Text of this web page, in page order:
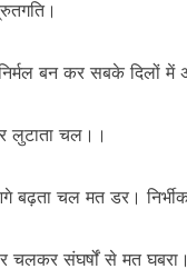
बन कर सबके दिलों में
लुटाता चल।।
बढ़ता चल मत डर।
चलकर संघर्षों से मत घबरा।